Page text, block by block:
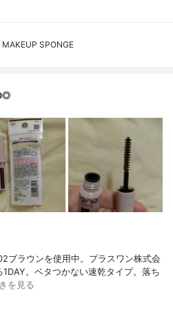
SPONGE
ブラウンを使用中。プラスワン株式会
。ベタつかない速乾タイプ。落ち
を見る